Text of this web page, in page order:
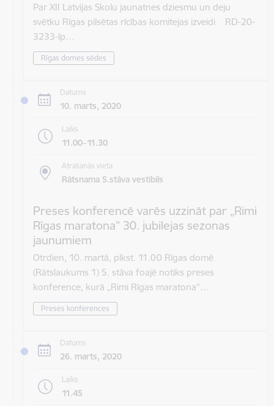
Par XII Latvijas Skolu jaunatnes dziesmu un deju
svētku Rīgas pilsētas rīcības komitejas izveidi RD-20-
3233-lp…
Rīgas domes sēdes
Datums
10. marts, 2020
Laiks
11.00–11.30
Atrašanās vieta
Rātsnama 5.stāva vestibils
Preses konferencē varēs uzzināt par „Rimi
Rīgas maratona” 30. jubilejas sezonas
jaunumiem
Otrdien, 10. martā, plkst. 11.00 Rīgas domē
(Rātslaukums 1) 5. stāva foajē notiks preses
konference, kurā „Rimi Rīgas maratona”…
Preses konferences
Datums
26. marts, 2020
Laiks
11.45